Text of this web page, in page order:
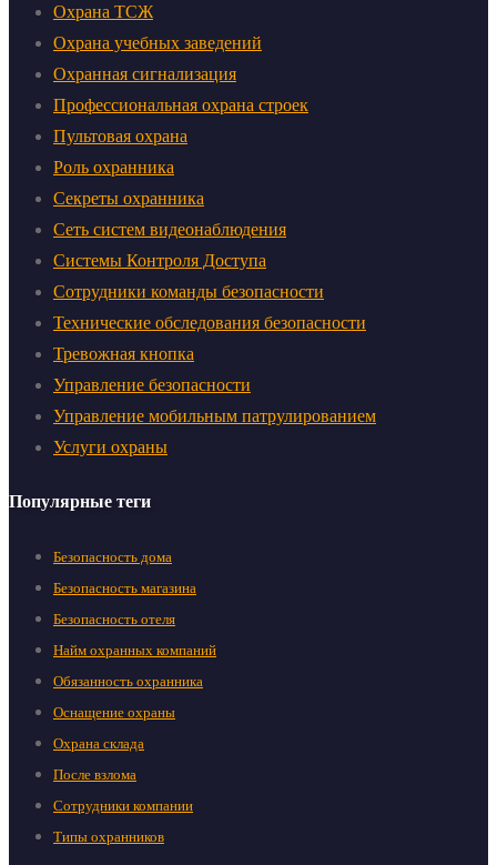
Охрана ТСЖ
Охрана учебных заведений
Охранная сигнализация
Профессиональная охрана строек
Пультовая охрана
Роль охранника
Секреты охранника
Сеть систем видеонаблюдения
Системы Контроля Доступа
Сотрудники команды безопасности
Технические обследования безопасности
Тревожная кнопка
Управление безопасности
Управление мобильным патрулированием
Услуги охраны
Популярные теги
Безопасность дома
Безопасность магазина
Безопасность отеля
Найм охранных компаний
Обязанность охранника
Оснащение охраны
Охрана склада
После взлома
Сотрудники компании
Типы охранников